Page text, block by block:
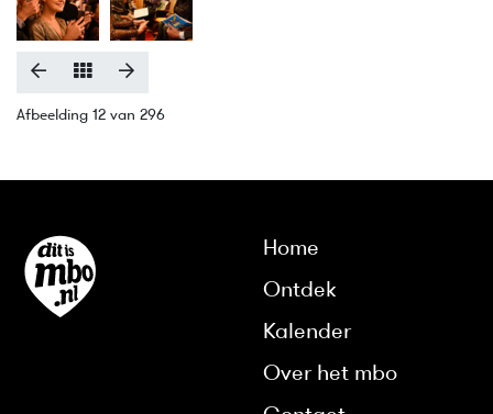
Afbeelding 12 van 296
Home
Ontdek
Kalender
Over het mbo